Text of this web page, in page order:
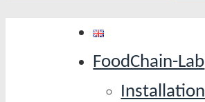
FoodChain-Lab
Installation